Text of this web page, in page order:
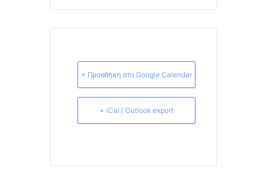
+ Προσθήκη στο Google Calendar
+ iCal / Outlook export